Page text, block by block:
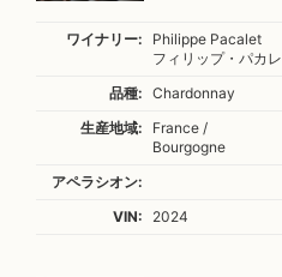
ワイナリー:
Philippe Pacalet
フィリップ・パカレ
品種:
Chardonnay
生産地域:
France /
Bourgogne
アペラシオン:
VIN:
2024